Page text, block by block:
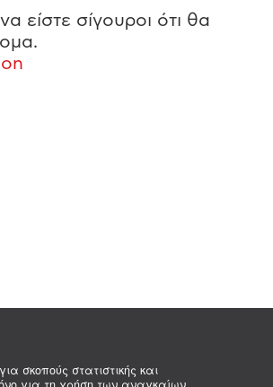
σκοπούς στατιστικής και
είστε σίγουροι ότι θα